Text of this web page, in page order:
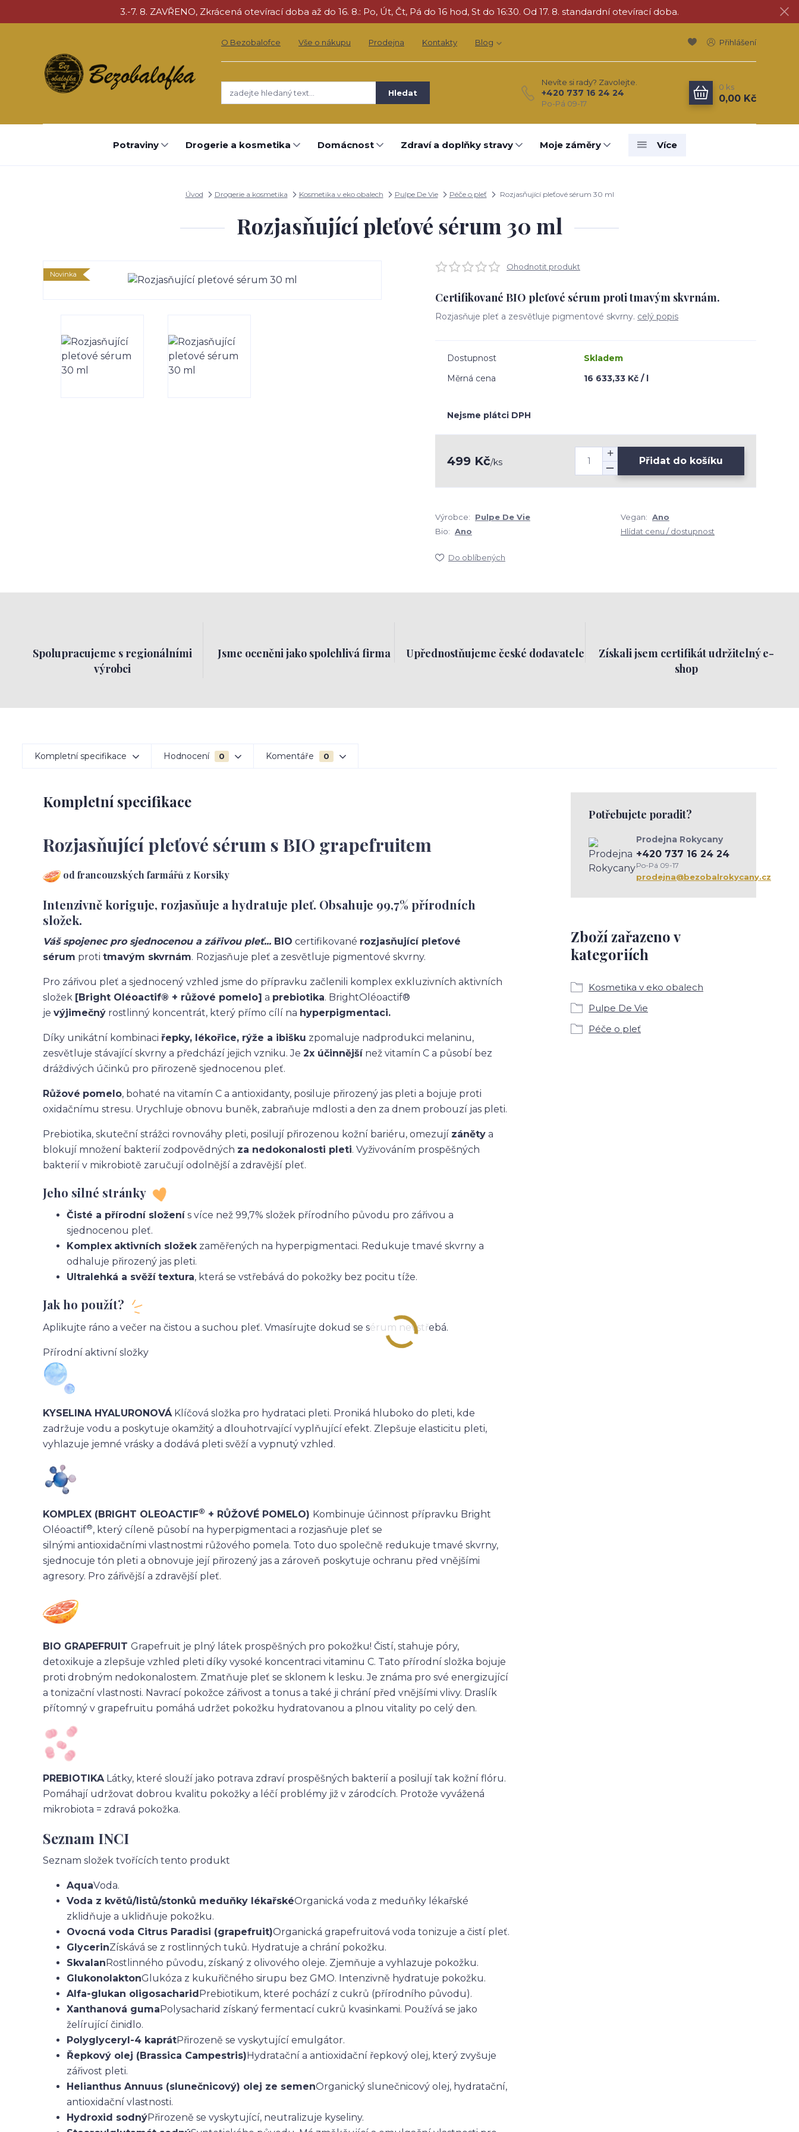
3.-7. 8. ZAVŘENO, Zkrácená otevírací doba až do 16. 8.: Po, Út, Čt, Pá do 16 hod, St do 16:30. Od 17. 8. standardní otevírací doba.
O Bezobalofce Vše o nákupu Prodejna Kontakty Blog Přihlášení
Hledat
Nevíte si rady? Zavolejte.
+420 737 16 24 24
Po-Pá 09-17
0 ks
0,00 Kč
Potraviny Drogerie a kosmetika Domácnost Zdraví a doplňky stravy Moje záměry Více
Úvod Drogerie a kosmetika Kosmetika v eko obalech Pulpe De Vie Péče o pleť Rozjasňující pleťové sérum 30 ml
Rozjasňující pleťové sérum 30 ml
Novinka
Ohodnotit produkt
Certifikované BIO pleťové sérum proti tmavým skvrnám.
Rozjasňuje pleť a zesvětluje pigmentové skvrny. celý popis
Dostupnost
Skladem
Měrná cena
16 633,33 Kč / l
Nejsme plátci DPH
499 Kč/ks Přidat do košíku
Výrobce: Pulpe De Vie Vegan: Ano
Bio: Ano Hlídat cenu / dostupnost
Do oblíbených
Spolupracujeme s regionálními
výrobci
Jsme oceněni jako spolehlivá firma Upřednostňujeme české dodavatele
Získali jsem certifikát udržitelný e-
shop
Kompletní specifikace Hodnocení 0 Komentáře 0
Kompletní specifikace
Rozjasňující pleťové sérum s BIO grapefruitem
od francouzských farmářů z Korsiky
Intenzivně koriguje, rozjasňuje a hydratuje pleť. Obsahuje 99,7% přírodních
složek.
Váš spojenec prosjednocenou a zářivou pleť... BIO certifikované rozjasňující pleťové
sérum proti tmavým skvrnám. Rozjasňuje pleť a zesvětluje pigmentové skvrny.
Pro zářivou pleť a sjednocený vzhled jsme do přípravku začlenili komplex exkluzivních aktivních
složek [Bright Oléoactif® + růžové pomelo] a prebiotika. BrightOléoactif®
je výjimečný rostlinný koncentrát, který přímo cílí na hyperpigmentaci.
Díky unikátní kombinaci řepky, lékořice, rýže a ibišku zpomaluje nadprodukci melaninu,
zesvětluje stávající skvrny a předchází jejich vzniku. Je 2x účinnějšínež vitamín C a působí bez
dráždivých účinků pro přirozeně sjednocenou pleť.
Růžové pomelo, bohaté na vitamín C a antioxidanty, posiluje přirozený jas pleti a bojuje proti
oxidačnímu stresu. Urychluje obnovu buněk, zabraňuje mdlosti a den za dnem probouzí jas pleti.
Prebiotika, skuteční strážci rovnováhy pleti, posilují přirozenou kožní bariéru, omezují záněty a
blokují množení bakterií zodpovědných za nedokonalosti pleti. Vyživováním prospěšných
bakterií v mikrobiotě zaručují odolnější a zdravější pleť.
Jeho silné stránky
Čisté a přírodní složenís více než 99,7% složek přírodního původu pro zářivou a
sjednocenou pleť.
Komplex aktivních složekzaměřených na hyperpigmentaci. Redukuje tmavé skvrny a
odhaluje přirozený jas pleti.
Ultralehká a svěží textura, která se vstřebává do pokožky bez pocitu tíže.
Jak ho použít?
Aplikujte ráno a večer na čistou a suchou pleť. Vmasírujte dokud se sérum nevstřebá.
Přírodní aktivní složky
KYSELINA HYALURONOVÁ Klíčová složka pro hydrataci pleti. Proniká hluboko do pleti, kde
zadržuje vodu a poskytuje okamžitý a dlouhotrvající vyplňující efekt. Zlepšuje elasticitu pleti,
vyhlazuje jemné vrásky a dodává pleti svěží a vypnutý vzhled.
KOMPLEX (BRIGHT OLEOACTIF® + RŮŽOVÉ POMELO) Kombinuje účinnost přípravku Bright
Oléoactif®, který cíleně působí na hyperpigmentaci a rozjasňuje pleť se
silnými antioxidačními vlastnostmi růžového pomela. Toto duo společně redukuje tmavé skvrny,
sjednocuje tón pleti a obnovuje její přirozený jas a zároveň poskytuje ochranu před vnějšími
agresory. Pro zářivější a zdravější pleť.
BIO GRAPEFRUIT Grapefruit je plný látek prospěšných pro pokožku! Čistí, stahuje póry,
detoxikuje a zlepšuje vzhled pleti díky vysoké koncentraci vitaminu C. Tato přírodní složka bojuje
proti drobným nedokonalostem. Zmatňuje pleť se sklonem k lesku. Je známa pro své energizující
a tonizační vlastnosti. Navrací pokožce zářivost a tonus a také ji chrání před vnějšími vlivy. Draslík
přítomný v grapefruitu pomáhá udržet pokožku hydratovanou a plnou vitality po celý den.
PREBIOTIKA Látky, které slouží jako potrava zdraví prospěšných bakterií a posilují tak kožní flóru.
Pomáhají udržovat dobrou kvalitu pokožky a léčí problémy již v zárodcích. Protože vyvážená
mikrobiota = zdravá pokožka.
Seznam INCI
Seznam složek tvořících tento produkt
AquaVoda.
Voda z květů/listů/stonků meduňky lékařskéOrganická voda z meduňky lékařské
zklidňuje a uklidňuje pokožku.
Ovocná voda Citrus Paradisi (grapefruit)Organická grapefruitová voda tonizuje a čistí pleť.
GlycerinZískává se z rostlinných tuků. Hydratuje a chrání pokožku.
SkvalanRostlinného původu, získaný z olivového oleje. Zjemňuje a vyhlazuje pokožku.
GlukonolaktonGlukóza z kukuřičného sirupu bez GMO. Intenzivně hydratuje pokožku.
Alfa-glukan oligosacharidPrebiotikum, které pochází z cukrů (přírodního původu).
Xanthanová gumaPolysacharid získaný fermentací cukrů kvasinkami. Používá se jako
želírující činidlo.
Polyglyceryl-4 kaprátPřirozeně se vyskytující emulgátor.
Řepkový olej (Brassica Campestris)Hydratační a antioxidační řepkový olej, který zvyšuje
zářivost pleti.
Helianthus Annuus (slunečnicový) olej ze semenOrganický slunečnicový olej, hydratační,
antioxidační vlastnosti.
Hydroxid sodnýPřirozeně se vyskytující, neutralizuje kyseliny.
Zboží zařazeno v
kategoriích
Kosmetika v eko obalech
Pulpe De Vie
Péče o pleť
Potřebujete poradit?
Prodejna Rokycany
+420 737 16 24 24
Po-Pá 09-17
prodejna@bezobalrokycany.cz